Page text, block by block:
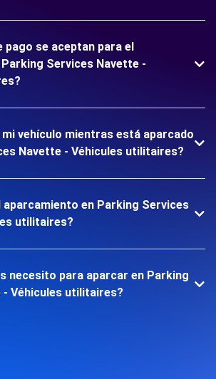
pago se aceptan para el
Services Navette -
vehículo mientras está aparcado
Navette - Véhicules utilitaires?
aparcamiento en Parking Services
utilitaires?
necesito para aparcar en Parking
Véhicules utilitaires?